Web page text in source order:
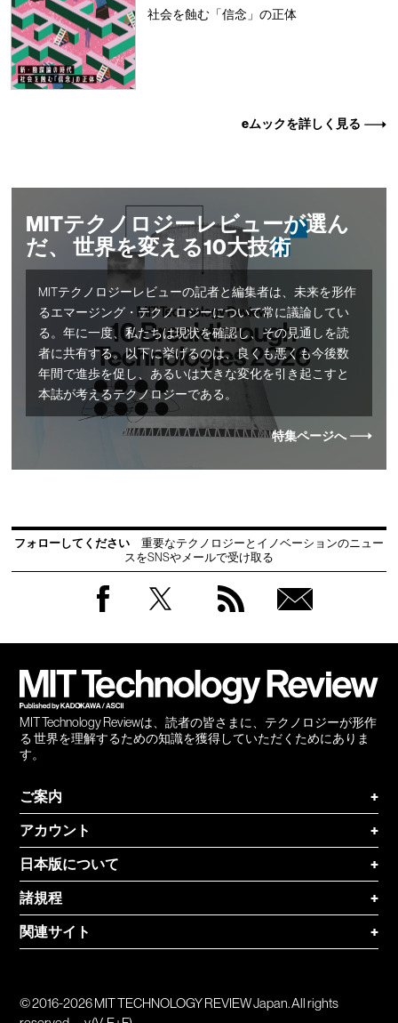
社会を蝕む「信念」の正体
eムックを詳しく見る
MITテクノロジーレビューが選ん
だ、 世界を変える10大技術
MITテクノロジーレビューの記者と編集者は、未来を形作
るエマージング・テクノロジーについて常に議論してい
る。年に一度、私たちは現状を確認し、その見通しを読
者に共有する。以下に挙げるのは、良くも悪くも今後数
年間で進歩を促し、あるいは大きな変化を引き起こすと
本誌が考えるテクノロジーである。
特集ページへ
フォローしてください
重要なテクノロジーとイノベーションのニュー
スをSNSやメールで受け取る
MIT Technology Reviewは、読者の皆さまに、テクノロジーが形作
る 世界を理解するための知識を獲得していただくためにありま
す。
ご案内
+
アカウント
+
日本版について
+
諸規程
+
関連サイト
+
© 2016-2026 MIT TECHNOLOGY REVIEW Japan. All rights